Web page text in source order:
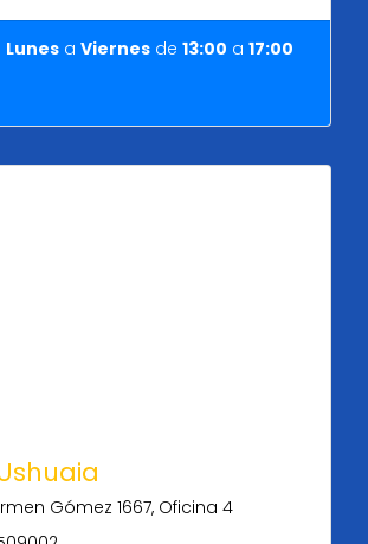
Lunes a Viernes de 13:00 a 17:00
Gómez 1667, Oficina 4